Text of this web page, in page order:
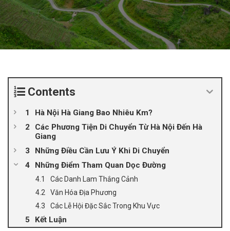
Contents
Hà Nội Hà Giang Bao Nhiêu Km?
Các Phương Tiện Di Chuyển Từ Hà Nội Đến Hà
Giang
Những Điều Cần Lưu Ý Khi Di Chuyển
Những Điểm Tham Quan Dọc Đường
Các Danh Lam Thắng Cảnh
Văn Hóa Địa Phương
Các Lễ Hội Đặc Sắc Trong Khu Vực
Kết Luận